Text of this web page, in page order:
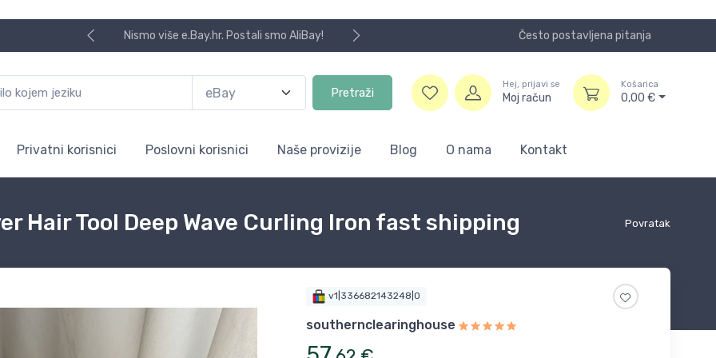
Nismo više e.Bay.hr. Postali smo AliBay! Često postavljena pitanja
Pretraži
Hej, prijavi se
Moj račun
Košarica
0,00 €
Privatni korisnici Poslovni korisnici Naše provizije Blog O nama Kontakt
Povratak
Hair Tool Deep Wave Curling Iron fast shipping
v1|336682143248|0
southernclearinghouse